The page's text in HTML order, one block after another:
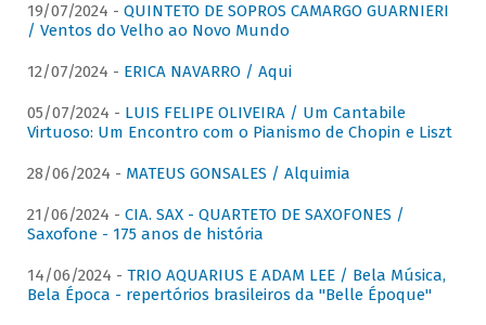
19/07/2024 - QUINTETO DE SOPROS CAMARGO GUARNIERI
/ Ventos do Velho ao Novo Mundo
12/07/2024 - ERICA NAVARRO / Aqui
05/07/2024 - LUIS FELIPE OLIVEIRA / Um Cantabile
Virtuoso: Um Encontro com o Pianismo de Chopin e Liszt
28/06/2024 - MATEUS GONSALES / Alquimia
21/06/2024 - CIA. SAX - QUARTETO DE SAXOFONES /
Saxofone - 175 anos de história
14/06/2024 - TRIO AQUARIUS E ADAM LEE / Bela Música,
Bela Época - repertórios brasileiros da "Belle Époque"